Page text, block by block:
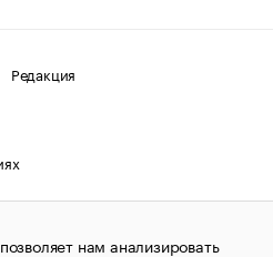
Редакция
соблюдении авторских прав
1995–2026.Сообщения
нам анализировать